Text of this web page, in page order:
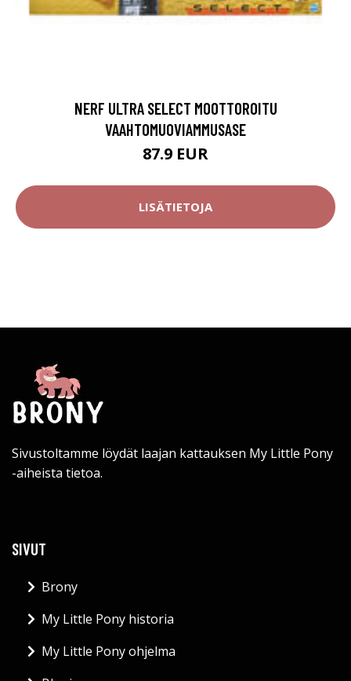
NERF ULTRA SELECT MOOTTOROITU
VAAHTOMUOVIAMMUSASE
87.9 EUR
LISÄTIETOJA
Sivustoltamme löydät laajan kattauksen My Little Pony
-aiheista tietoa.
SIVUT
Brony
My Little Pony historia
My Little Pony ohjelma